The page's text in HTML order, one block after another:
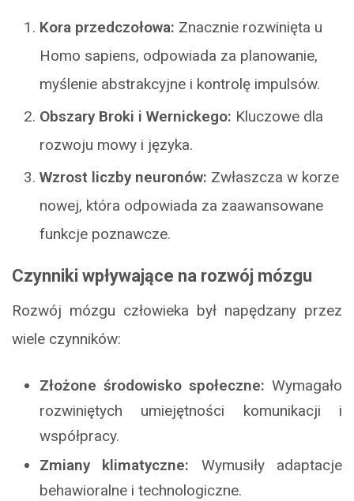
Kora przedczołowa: Znacznie rozwinięta u
Homo sapiens, odpowiada za planowanie,
myślenie abstrakcyjne i kontrolę impulsów.
Obszary Broki i Wernickego: Kluczowe dla
rozwoju mowy i języka.
Wzrost liczby neuronów: Zwłaszcza w korze
nowej, która odpowiada za zaawansowane
funkcje poznawcze.
Czynniki wpływające na rozwój mózgu
Rozwój mózgu człowieka był napędzany przez
wiele czynników:
Złożone środowisko społeczne: Wymagało
rozwiniętych umiejętności komunikacji i
współpracy.
Zmiany klimatyczne: Wymusiły adaptacje
behawioralne i technologiczne.